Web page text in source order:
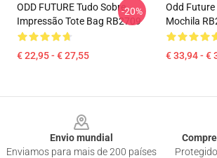
ODD FUTURE Tudo Sobre
Impressão Tote Bag RB2709
€ 22,95 - € 27,55
-20%
Odd
Mochila
€ 33,94 - €
Envio mundial
Enviamos para mais de 200 países